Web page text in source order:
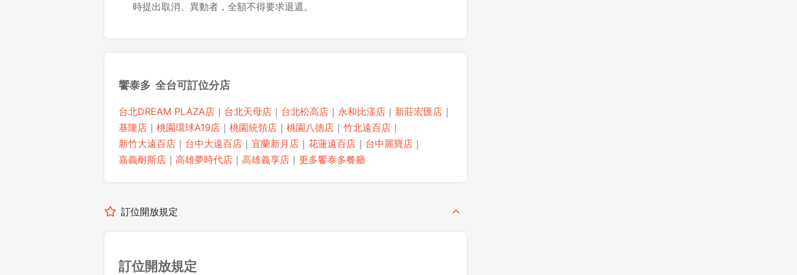
時提出取消、異動者，全額不得要求退還。
饗泰多 全台可訂位分店
台北DREAM PLAZA店 ｜ 台北天母店 ｜ 台北松高店 ｜ 永和比漾店 ｜ 新莊宏匯店 ｜
基隆店 ｜ 桃園環球A19店 ｜ 桃園統領店 ｜ 桃園八德店 ｜ 竹北遠百店 ｜
新竹大遠百店 ｜ 台中大遠百店 ｜ 宜蘭新月店 ｜ 花蓮遠百店 ｜ 台中麗寶店 ｜
嘉義耐斯店 ｜ 高雄夢時代店 ｜ 高雄義享店 ｜ 更多饗泰多餐廳
訂位開放規定
訂位開放規定